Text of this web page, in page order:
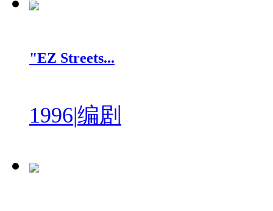
"EZ Streets...
1996|编剧